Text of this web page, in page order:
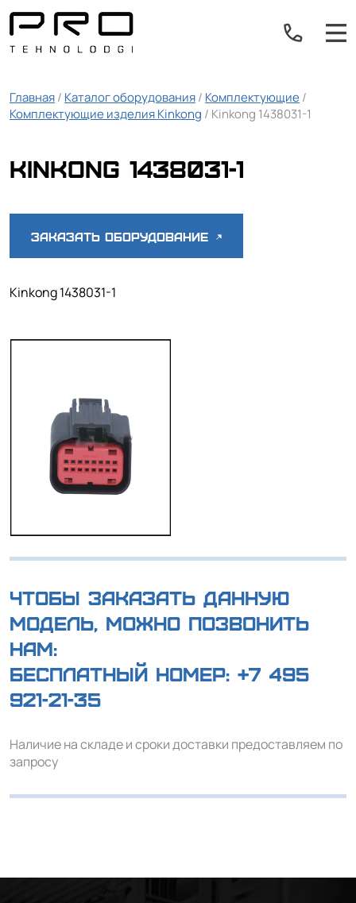
Главная/ Каталог оборудования/ Комплектующие/
Комплектующие изделия Kinkong / Kinkong 1438031-1
Kinkong 1438031-1
Заказать оборудование
Kinkong 1438031-1
Чтобы заказать данную
модель, можно позвонить
нам:
Бесплатный номер: +7 495
921-21-35
Наличие на складе и сроки доставки предоставляем по
запросу